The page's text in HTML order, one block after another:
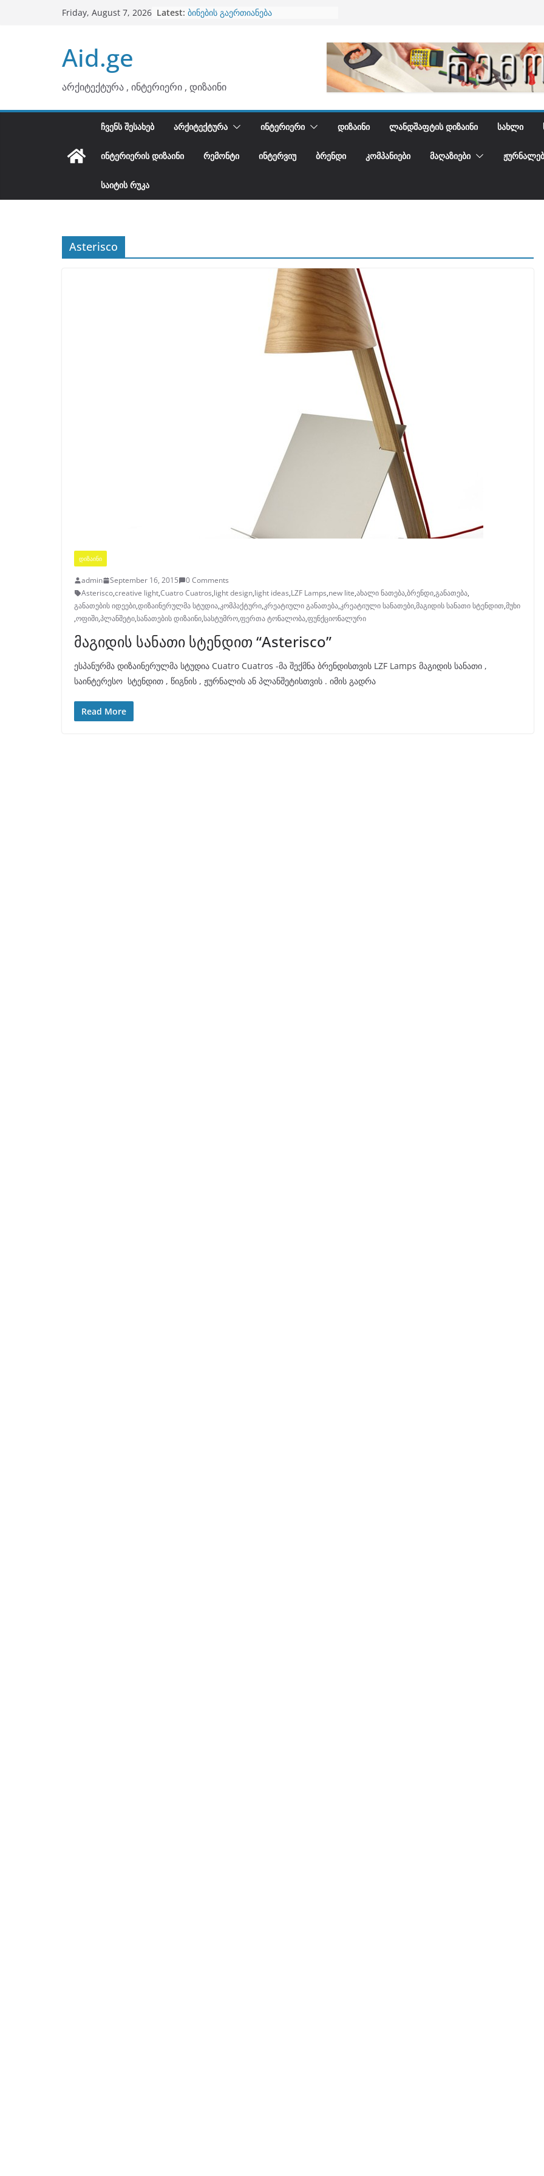
Friday, August 7, 2026 Latest: ბინების გაერთიანება
Aid.ge
არქიტექტურა , ინტერიერი , დიზაინი
ᲩᲕᲔᲜᲡ ᲨᲔᲡᲐᲮᲔᲑ ᲐᲠᲥᲘᲢᲔᲥᲢᲣᲠᲐ ᲘᲜᲢᲔᲠᲘᲔᲠᲘ ᲓᲘᲖᲐᲘᲜᲘ ᲚᲐᲜᲓᲨᲐᲤᲢᲘᲡ ᲓᲘᲖᲐᲘᲜᲘ ᲡᲐᲮᲚᲘ
ᲘᲜᲢᲔᲠᲘᲔᲠᲘᲡ ᲓᲘᲖᲐᲘᲜᲘ ᲠᲔᲛᲝᲜᲢᲘ ᲘᲜᲢᲔᲠᲕᲘᲣ ᲑᲠᲔᲜᲓᲘ ᲙᲝᲛᲞᲐᲜᲘᲔᲑᲘ ᲛᲐᲦᲐᲖᲘᲔᲑᲘ
ᲡᲐᲘᲢᲘᲡ ᲠᲣᲙᲐ
Asterisco
ᲓᲘᲖᲐᲘᲜᲘ
admin September 16, 2015
0 Comments
Asterisco,creative light,Cuatro Cuatros,light design,light ideas,LZF Lamps,new lite,ახალი ნათება,ბრენდი,განათება,
განათების იდეები,დიზაინერულმა სტუდია,კომპაქტური,კრეატიული განათება,კრეატიული სანათები,მაგიდის სანათი სტენდით,მუხი
,ოფიში,პლანშეტი,სანათების დიზაინი,სასტუმრო,ფერთა ტონალობა,ფუნქციონალური
მაგიდის სანათი სტენდით “Asterisco”
ესპანურმა დიზაინერულმა სტუდია Cuatro Cuatros -მა შექმნა ბრენდისთვის LZF Lamps მაგიდის სანათი ,
საინტერესო სტენდით , წიგნის , ჟურნალის ან პლანშეტისთვის . იმის გადრა
Read More